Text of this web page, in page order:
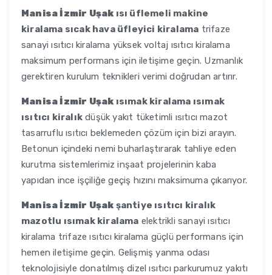
Manisa İzmir Uşak ısı üflemeli makine
kiralama sıcak hava üfleyici kiralama trifaze
sanayi ısıtıcı kiralama yüksek voltaj ısıtıcı kiralama
maksimum performans için iletişime geçin. Uzmanlık
gerektiren kurulum teknikleri verimi doğrudan artırır.
Manisa İzmir Uşak ısımak kiralama ısımak
ısıtıcı kiralık düşük yakıt tüketimli ısıtıcı mazot
tasarruflu ısıtıcı beklemeden çözüm için bizi arayın.
Betonun içindeki nemi buharlaştırarak tahliye eden
kurutma sistemlerimiz inşaat projelerinin kaba
yapıdan ince işçiliğe geçiş hızını maksimuma çıkarıyor.
Manisa İzmir Uşak şantiye ısıtıcı kiralık
mazotlu ısımak kiralama elektrikli sanayi ısıtıcı
kiralama trifaze ısıtıcı kiralama güçlü performans için
hemen iletişime geçin. Gelişmiş yanma odası
teknolojisiyle donatılmış dizel ısıtıcı parkurumuz yakıtı